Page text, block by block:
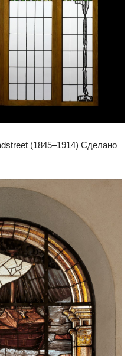
(1845–1914) Сделано